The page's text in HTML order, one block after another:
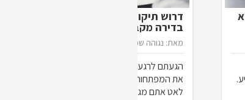
דרוש תיקון: טיפול בליקויי בנייה
בדירה מקבלן
מאת: נגוהה שפרלינג
הגעתם לרגע הגדול - הקבלן מסר לידיכם
את המפתחות לדירה החדשה. אבל לאט
לאט אתם מגלים כי הקיר מתקלף, בתקרה